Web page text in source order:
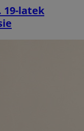
19-latek